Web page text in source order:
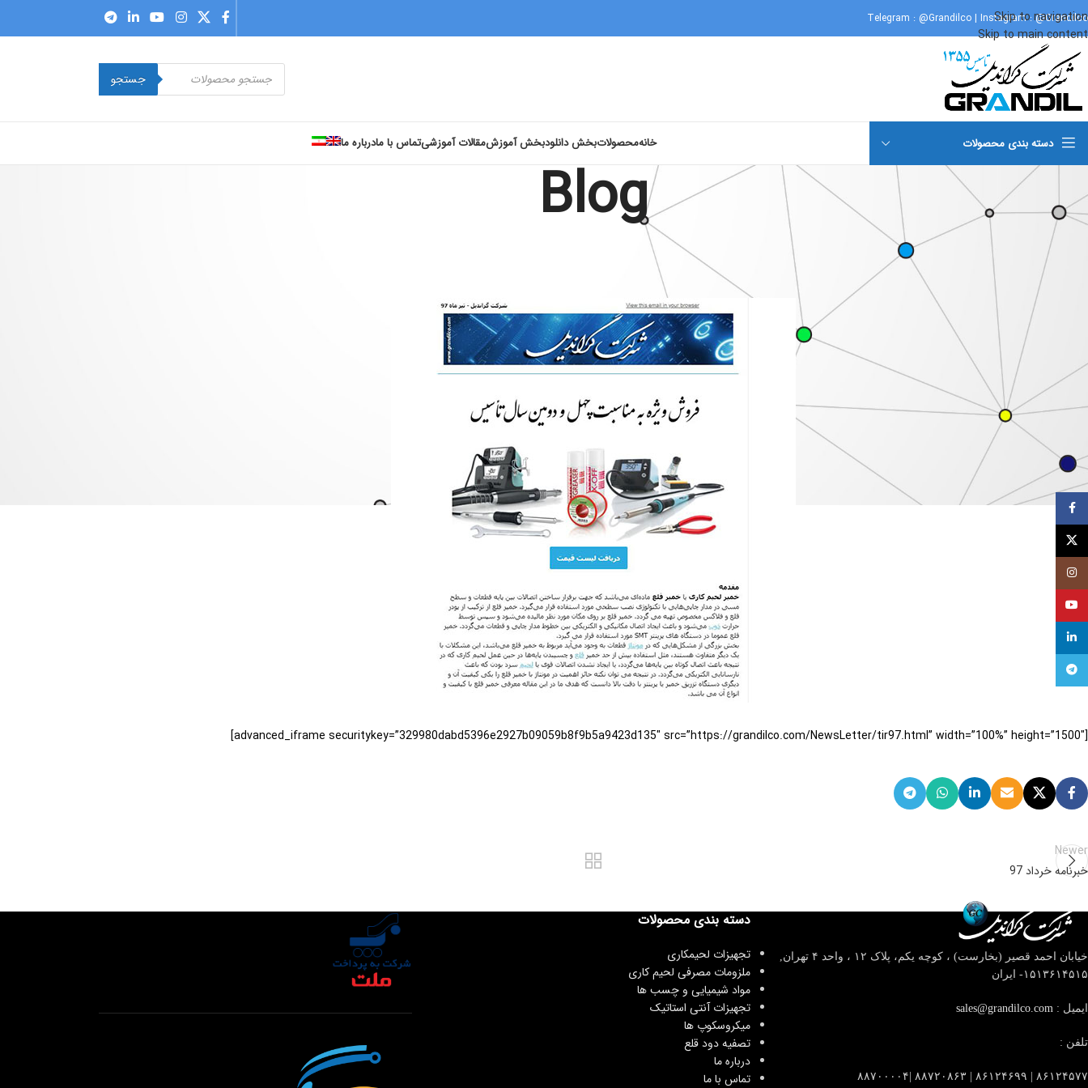
Skip to navigation
Skip to main content
Telegram : @Grandilco | Instagram :@Grandilco
جستجو
دسته بندی محصولات خانهمحصولاتبخش دانلودبخش آموزشمقالات آموزشیتماس با مادرباره ما
Blog
خبرنامه تیر ماه 97
Posted by
[advanced_iframe securitykey=”329980dabd5396e2927b09059b8f9b5a9423d135″ src=”https://grandilco.com/NewsLetter/tir97.html” width=”100%” height=”1500″]
Newer
خبرنامه خرداد 97
خیابان احمد قصیر (بخارست) ، کوچه یکم، پلاک ۱۲ ، واحد ۴
تهران,
۱۵۱۳۶۱۴۵۱۵- ایران
ایمیل : sales@grandilco.com
تلفن :
۸۶۱۲۴۵۷۷ | ۸۶۱۲۴۶۹۹ | ۸۸۷۲۰۸۶۳ |۸۸۷۰۰۰۰۴
دسته بندی محصولات
تجهیزات لحیمکاری
ملزومات مصرفی لحیم کاری
مواد شیمیایی و چسب ها
تجهیزات آنتی استاتیک
میکروسکوپ ها
تصفیه دود قلع
درباره ما
تماس با ما
Facebook